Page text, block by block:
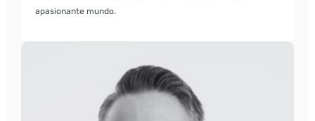
apasionante mundo.